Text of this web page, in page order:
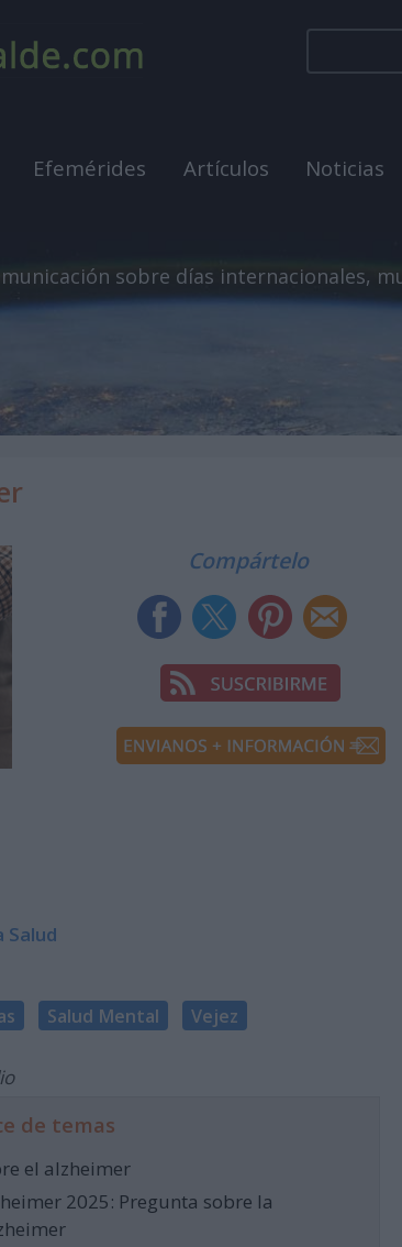
Efemérides Artículos Noticias
sobre días internacionales,
Compártelo
Salud
Salud Mental Vejez
de temas
el alzheimer
2025: Pregunta sobre la